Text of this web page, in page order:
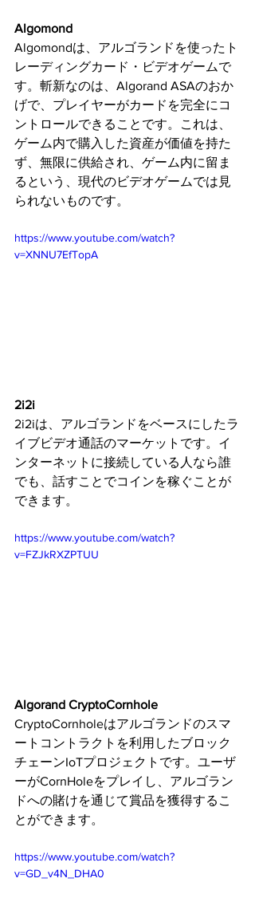
Algomond
Algomondは、アルゴランドを使ったト
レーディングカード・ビデオゲームで
す。斬新なのは、Algorand ASAのおか
げで、プレイヤーがカードを完全にコ
ントロールできることです。これは、
ゲーム内で購入した資産が価値を持た
ず、無限に供給され、ゲーム内に留ま
るという、現代のビデオゲームでは見
られないものです。
https://www.youtube.com/watch?
v=XNNU7EfTopA
2i2i
2i2iは、アルゴランドをベースにしたラ
イブビデオ通話のマーケットです。イ
ンターネットに接続している人なら誰
でも、話すことでコインを稼ぐことが
できます。
https://www.youtube.com/watch?
v=FZJkRXZPTUU
Algorand CryptoCornhole
CryptoCornholeはアルゴランドのスマ
ートコントラクトを利用したブロック
チェーンIoTプロジェクトです。ユーザ
ーがCornHoleをプレイし、アルゴラン
ドへの賭けを通じて賞品を獲得するこ
とができます。
https://www.youtube.com/watch?
v=GD_v4N_DHA0